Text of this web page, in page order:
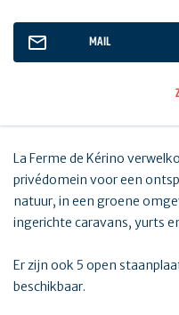
MAIL
La Ferme de Kérino
privédomein voor een
natuur, in een groene
ingerichte caravans, yurts
Er zijn ook 5 open
beschikbaar.